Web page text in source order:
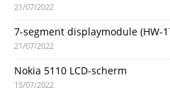
21/07/2022
7-segment displaymodule (HW-
21/07/2022
Nokia 5110 LCD-scherm
15/07/2022